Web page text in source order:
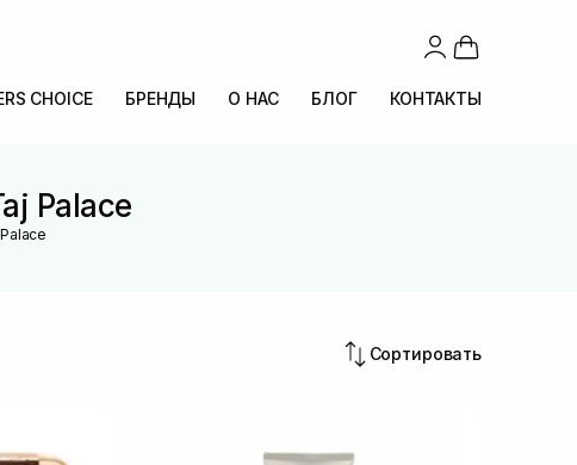
CHOICE БРЕНДЫ О НАС БЛОГ КОНТАКТЫ
Palace
Сортировать